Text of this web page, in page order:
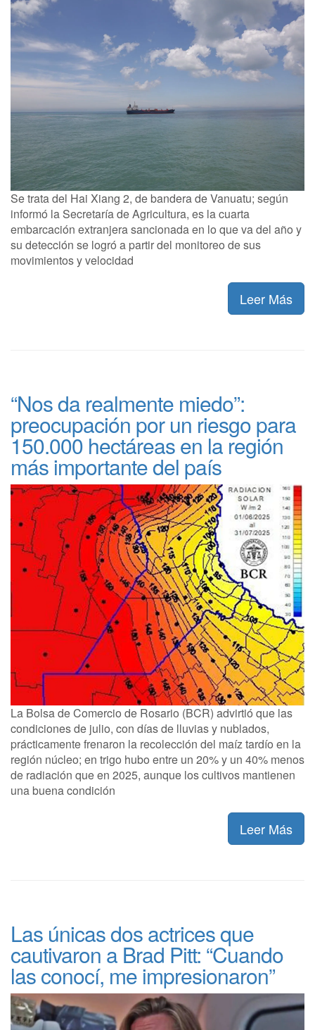
Se trata del Hai Xiang 2, de bandera de Vanuatu; según
informó la Secretaría de Agricultura, es la cuarta
embarcación extranjera sancionada en lo que va del año y
su detección se logró a partir del monitoreo de sus
movimientos y velocidad
Leer Más
“Nos da realmente miedo”:
preocupación por un riesgo para
150.000 hectáreas en la región
más importante del país
La Bolsa de Comercio de Rosario (BCR) advirtió que las
condiciones de julio, con días de lluvias y nublados,
prácticamente frenaron la recolección del maíz tardío en la
región núcleo; en trigo hubo entre un 20% y un 40% menos
de radiación que en 2025, aunque los cultivos mantienen
una buena condición
Leer Más
Las únicas dos actrices que
cautivaron a Brad Pitt: “Cuando
las conocí, me impresionaron”